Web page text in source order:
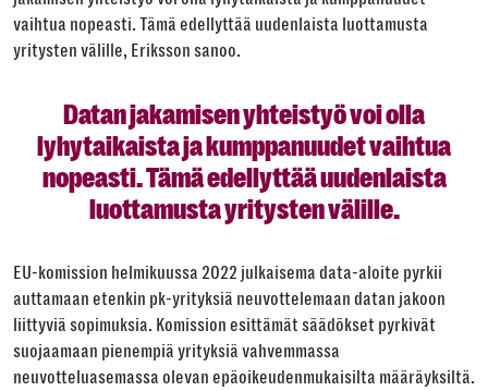
vaihtua nopeasti. Tämä edellyttää uudenlaista luottamusta
yritysten välille, Eriksson sanoo.
Datan jakamisen yhteistyö voi olla
lyhytaikaista ja kumppanuudet vaihtua
nopeasti. Tämä edellyttää uudenlaista
luottamusta yritysten välille.
EU-komission helmikuussa 2022 julkaisema data-aloite pyrkii
auttamaan etenkin pk-yrityksiä neuvottelemaan datan jakoon
liittyviä sopimuksia. Komission esittämät säädökset pyrkivät
suojaamaan pienempiä yrityksiä vahvemmassa
neuvotteluasemassa olevan epäoikeudenmukaisilta määräyksiltä.